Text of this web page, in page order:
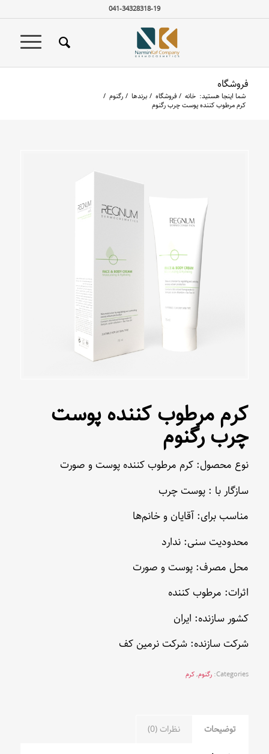
041-34328318-19
فروشگاه
شما اینجا هستید: خانه / فروشگاه / برندها / رگنوم /
کرم مرطوب کننده پوست چرب رگنوم
کرم مرطوب کننده پوست
چرب رگنوم
نوع محصول: کرم مرطوب کننده پوست و صورت
سازگار با : پوست چرب
مناسب برای: آقایان و خانم‌ها
محدودیت سنی: ندارد
محل مصرف: پوست و صورت
اثرات: مرطوب کننده
کشور سازنده: ایران
شرکت سازنده: شرکت نرمین کف
Categories: رگنوم,کرم
توضیحات نظرات (0)